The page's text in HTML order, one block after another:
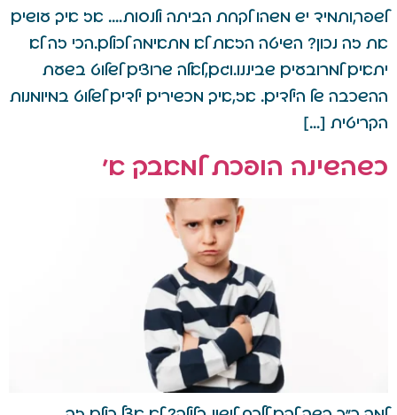
לשפר,ותמיד יש משהו לקחת הביתה ולנסות…. אז איך עושים
את זה נכון? השיטה הזאת לא מתאימה לכולם.הכי זה לא
יתאים למרובעים שביננו.וגם,לאלה שרוצים לשלוט בשעת
ההשכבה של הילדים. אז,איך מכשירים ילדים לשלוט במיומנות
הקריטית […]
כשהשינה הופכת למאבק א'